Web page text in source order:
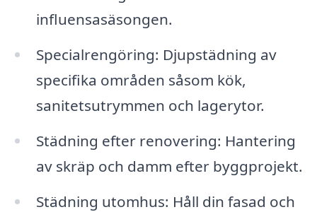
influensasäsongen.
Specialrengöring: Djupstädning av
specifika områden såsom kök,
sanitetsutrymmen och lagerytor.
Städning efter renovering: Hantering
av skräp och damm efter byggprojekt.
Städning utomhus: Håll din fasad och